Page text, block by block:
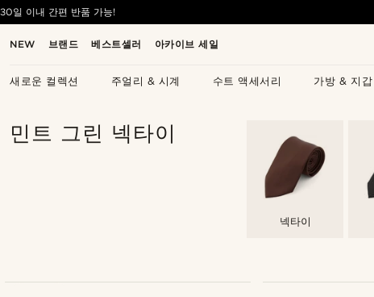
NEW 브랜드 베스트셀러 아카이브 세일
새로운 컬렉션 주얼리 & 시계 수트 액세서리 가방 & 지갑
30일 이내 간편 반품 가능!
민트 그린 넥타이
넥타이